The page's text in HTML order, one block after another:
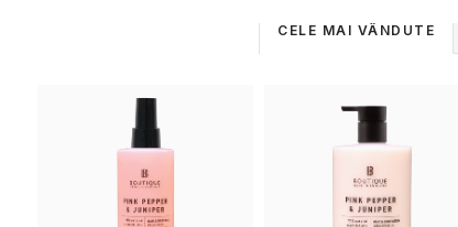
SCELE MAI VÂNDUTE